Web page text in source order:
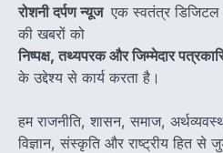
रोशनी दर्पण न्यूज एक स्वतंत्र डिजिटल
की खबरों को
निष्पक्ष, तथ्यपरक और जिम्मेदार
के उद्देश्य से कार्य करता है।
हम राजनीति, शासन, समाज,
विज्ञान, संस्कृति और राष्ट्रीय हित से